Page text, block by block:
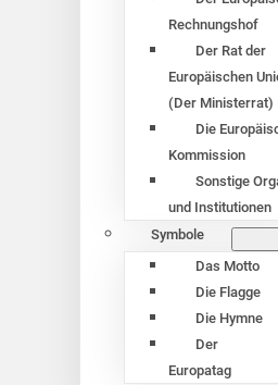
Rechnungshof
Der Rat der
Europäischen
(Der Ministerrat)
Die
Kommission
Sonstige
und Institutionen
Symbole
Das Motto
Die Flagge
Die Hymne
Der
Europatag